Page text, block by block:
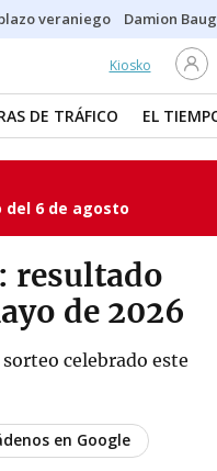
veraniego Damion
Kiosko
DE TRÁFICO EL
6 de agosto
resultado
de 2026
celebrado este
en Google